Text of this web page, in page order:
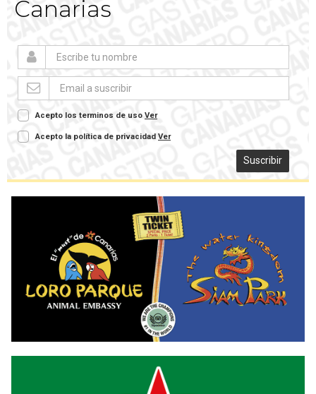
Canarias
Acepto los terminos de uso Ver
Acepto la política de privacidad Ver
Suscribir